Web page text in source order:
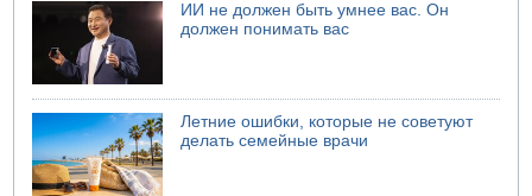
ИИ не должен быть умнее вас. Он
должен понимать вас
Летние ошибки, которые не советуют
делать семейные врачи